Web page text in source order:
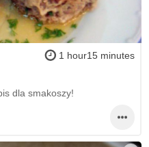
1 hour15 minutes
dla smakoszy!